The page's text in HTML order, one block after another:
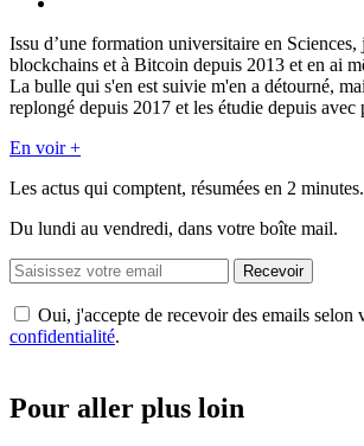
Issu d’une formation universitaire en Sciences,
blockchains et à Bitcoin depuis 2013 et en ai
La bulle qui s'en est suivie m'en a détourné,
replongé depuis 2017 et les étudie depuis avec
En voir +
Les actus qui comptent, résumées en 2 minutes.
Du lundi au vendredi, dans votre boîte mail.
Recevoir
Oui, j'accepte de recevoir des emails selon
confidentialité.
Pour aller plus loin